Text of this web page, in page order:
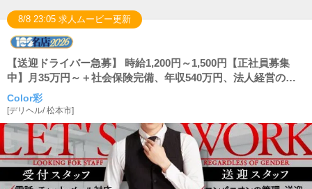
8/8 23:05 求人ムービー更新
【送迎ドライバー急募】 時給1,200円～1,500円【正社員募集
中】月35万円～＋社会保険完備、年収540万円、法人経営の安
定した職場で働いてみませんか？
Color彩
[デリヘル/松本市]